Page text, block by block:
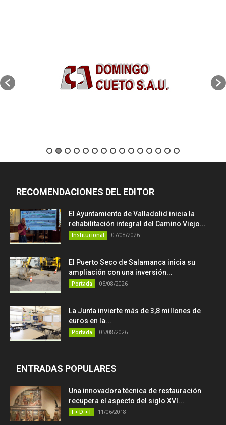
RECOMENDACIONES DEL EDITOR
El Ayuntamiento de Valladolid inicia la
rehabilitación integral del Camino Viejo...
Institucional 07/08/2026
El Puerto Seco de Salamanca inicia su
ampliación con una inversión...
Portada 05/08/2026
La Junta invierte más de 3,8 millones de
euros en la...
Portada 05/08/2026
ENTRADAS POPULARES
Una innovadora técnica de restauración
recupera el aspecto del siglo XVI...
I + D + I 11/06/2018